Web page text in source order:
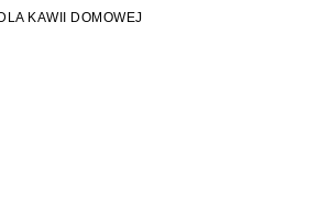
DLA KAWII DOMOWEJ